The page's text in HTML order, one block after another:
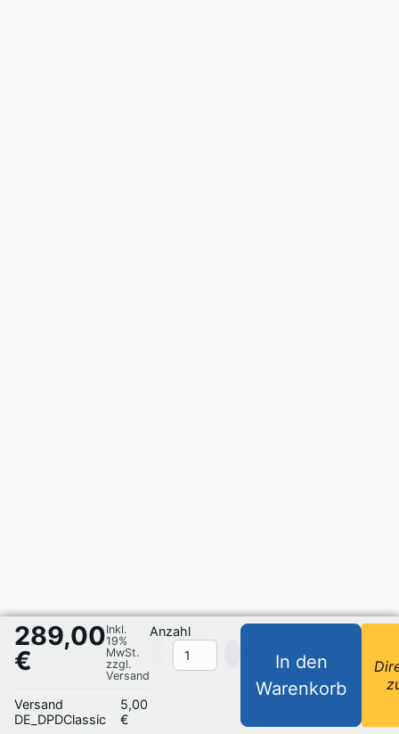
289,00
€
Inkl.
19%
MwSt.
zzgl.
Versand
Versand
DE_DPDClassic
5,00
€
Anzahl
In den
Warenkorb